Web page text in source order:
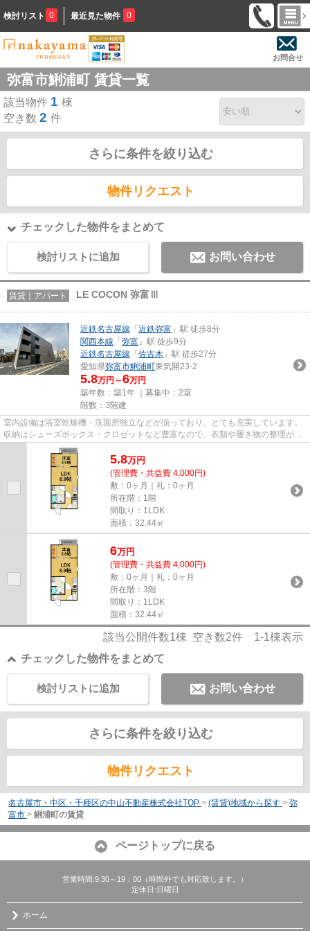
検討リスト 0 最近見た物件 0
お問合せ
弥富市鯏浦町 賃貸一覧
該当物件 1 棟
空き数 2 件
さらに条件を絞り込む
物件リクエスト
チェックした物件をまとめて
検討リストに追加 お問い合わせ
賃貸｜アパート LE COCON 弥富Ⅲ
近鉄名古屋線 「 近鉄弥富 」駅 徒歩8分
関西本線 「 弥富 」駅 徒歩9分
近鉄名古屋線 「 佐古木 」駅 徒歩27分
愛知県弥富市鯏浦町東気開23-2
5.8万円～6万円
築年数：築1年 ｜募集中： 2室
階数：3階建
室内設備は浴室乾燥機・洗面所独立などが揃っており、とても充実しています。
収納はシューズボックス・クロゼットなど豊富なので、衣類や履き物の整理がし
やすく便利です。梅雨のジメ...
5.8万円
(管理費・共益費 4,000円)
敷：0ヶ月｜礼：0ヶ月
所在階：1階
間取り：1LDK
面積：32.44㎡
6万円
(管理費・共益費 4,000円)
敷：0ヶ月｜礼：0ヶ月
所在階：3階
間取り：1LDK
面積：32.44㎡
該当公開件数1棟 空き数2件 1-1棟表示
チェックした物件をまとめて
お問い合わせ
検討リストに追加
さらに条件を絞り込む
物件リクエスト
名古屋市・中区・千種区の中山不動産株式会社TOP > (賃貸)地域から探す > 弥
富市 > 鯏浦町の賃貸
ページトップに戻る
営業時間:9:30～19：00（時間外でも対応致します。）
定休日:日曜日
ホーム